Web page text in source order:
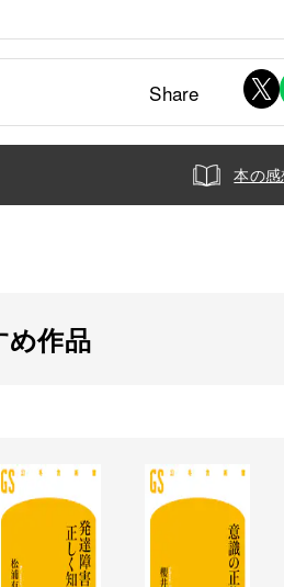
Share
本の
め作品